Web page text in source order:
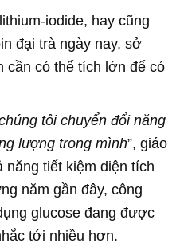
iodide, hay cũng
đại trà ngày nay, sở
cần có thể tích lớn để có
tôi chuyển đổi năng
lượng trong mình”, giáo
năng tiết kiệm diện tích
năm gần đây, công
glucose đang được
tới nhiều hơn.